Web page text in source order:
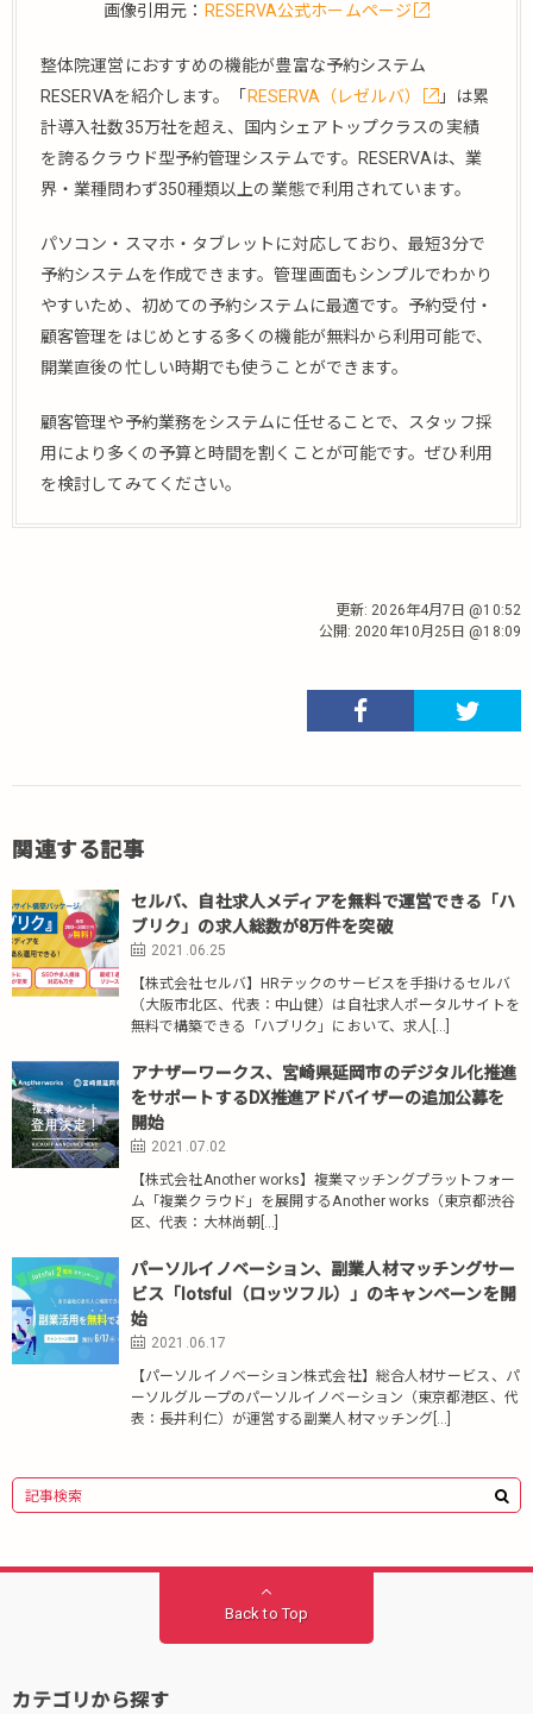
画像引用元： RESERVA公式ホームページ
整体院運営におすすめの機能が豊富な予約システム
RESERVAを紹介します。「 RESERVA（レゼルバ）
」は累
計導入社数35万社を超え、国内シェアトップクラスの実績
を誇るクラウド型予約管理システムです。RESERVAは、業
界・業種問わず350種類以上の業態で利用されています。
パソコン・スマホ・タブレットに対応しており、最短3分で
予約システムを作成できます。管理画面もシンプルでわかり
やすいため、初めての予約システムに最適です。予約受付・
顧客管理をはじめとする多くの機能が無料から利用可能で、
開業直後の忙しい時期でも使うことができます。
顧客管理や予約業務をシステムに任せることで、スタッフ採
用により多くの予算と時間を割くことが可能です。ぜひ利用
を検討してみてください。
更新: 2026年4月7日 @10:52
公開: 2020年10月25日 @18:09
関連する記事
セルバ、自社求人メディアを無料で運営できる「ハ
ブリク」の求人総数が8万件を突破
2021.06.25
【株式会社セルバ】HRテックのサービスを手掛けるセルバ
（大阪市北区、代表：中山健）は自社求人ポータルサイトを
無料で構築できる「ハブリク」において、求人[…]
アナザーワークス、宮崎県延岡市のデジタル化推進
をサポートするDX推進アドバイザーの追加公募を
開始
2021.07.02
【株式会社Another works】複業マッチングプラットフォー
ム「複業クラウド」を展開するAnother works（東京都渋谷
区、代表：大林尚朝[…]
パーソルイノベーション、副業人材マッチングサー
ビス「lotsful（ロッツフル）」のキャンペーンを開
始
2021.06.17
【パーソルイノベーション株式会社】総合人材サービス、パ
ーソルグループのパーソルイノベーション（東京都港区、代
表：長井利仁）が運営する副業人材マッチング[…]
Back to Top
カテゴリから探す